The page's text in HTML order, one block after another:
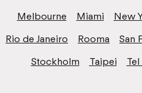
Melbourne
Miami New
Rio de Janeiro
Rooma San
Stockholm
Taipei Tel